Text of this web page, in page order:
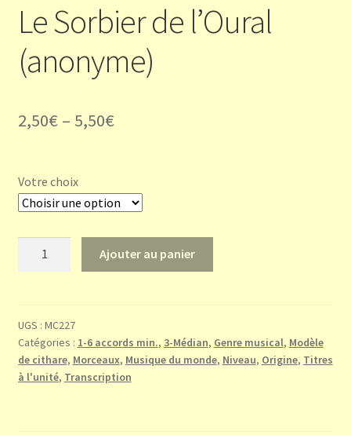
Le Sorbier de l’Oural
(anonyme)
2,50€ – 5,50€
Votre choix
de
l'Oural
(anonyme)
Ajouter au panier
UGS : MC227
Catégories : 1-6 accords min., 3-Médian, Genre musical, Modèle
de cithare, Morceaux, Musique du monde, Niveau, Origine, Titres
à l'unité, Transcription